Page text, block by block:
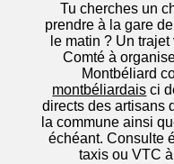
Tu cherches un
prendre à la gare
le matin ? Un
Comté à
Montbéliard
montbéliardais ci
directs des artisans
la commune ainsi
échéant. Consulte
taxis ou VTC